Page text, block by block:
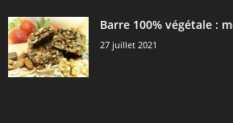
Barre 100% végétale :
27 juillet 2021